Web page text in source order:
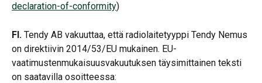
declaration-of-conformity)
FI. Tendy AB vakuuttaa, että radiolaitetyyppi Tendy Nemus
on direktiivin 2014/53/EU mukainen. EU-
vaatimustenmukaisuusvakuutuksen täysimittainen teksti
on saatavilla osoitteessa: